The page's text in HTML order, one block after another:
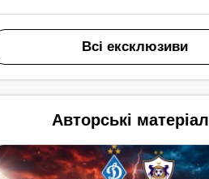
Всі ексклюзиви
Авторські